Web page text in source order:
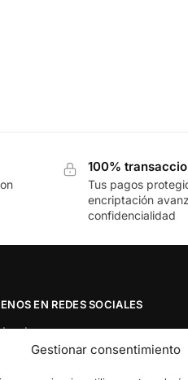
Gestionar consentimiento
100%
Tus pagos
encriptación
confidencialidad
EN REDES SOCIALES